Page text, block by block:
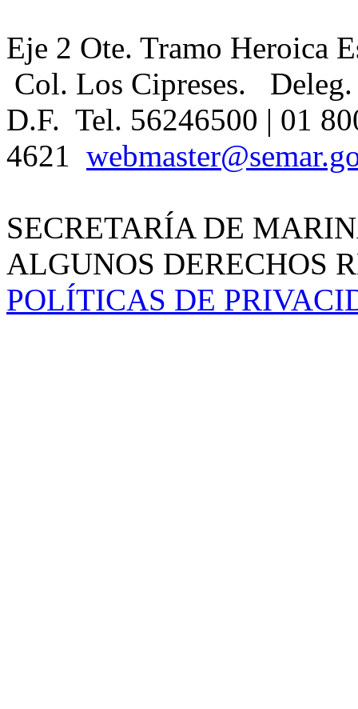
Eje 2 Ote. Tramo Heroica
Col. Los Cipreses.
D.F. Tel. 56246500 | 01
4621
SECRETARÍA DE
ALGUNOS DERECHOS
POLÍTICAS DE